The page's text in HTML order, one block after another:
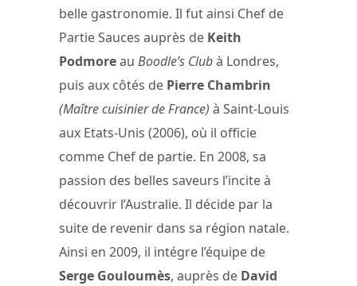
belle gastronomie. Il fut ainsi Chef de
Partie Sauces auprès de Keith
Podmoreau Boodle’s Clubà Londres,
puis aux côtés de Pierre Chambrin
(Maître cuisinier de France) à Saint-Louis
aux Etats-Unis (2006), où il officie
comme Chef de partie. En 2008, sa
passion des belles saveurs l’incite à
découvrir l’Australie. Il décide par la
suite de revenir dans sa région natale.
Ainsi en 2009, il intégre l’équipe de
Serge Gouloumès, auprès de David